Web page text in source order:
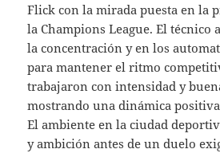
Flick con la mirada puesta en la
la Champions League. El técnico
la concentración y en los
para mantener el ritmo
trabajaron con intensidad y
mostrando una dinámica
El ambiente en la ciudad
y ambición antes de un duelo